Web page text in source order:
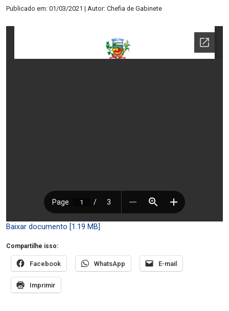
Publicado em: 01/03/2021 | Autor: Chefia de Gabinete
Baixar documento [1.19 MB]
Compartilhe isso:
Facebook WhatsApp E-mail
Imprimir